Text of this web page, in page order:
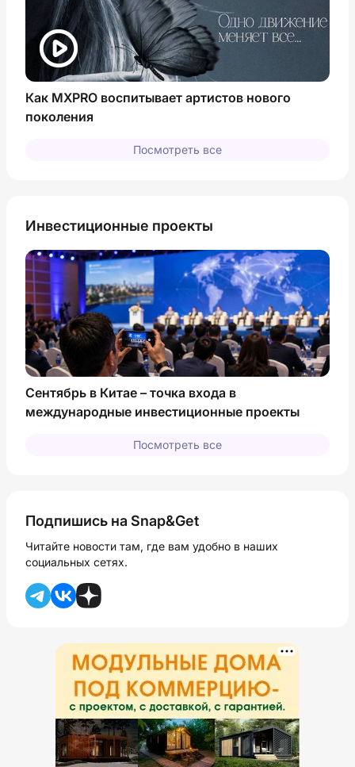
Как MXPRO воспитывает артистов нового
поколения
Посмотреть все
Инвестиционные проекты
Сентябрь в Китае – точка входа в
международные инвестиционные проекты
Посмотреть все
Подпишись на Snap&Get
Читайте новости там, где вам удобно в наших
социальных сетях.